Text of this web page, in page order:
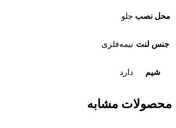
محل نصب جلو
جنس لنت نیمه‌فلزی
شیم دارد
محصولات مشابه